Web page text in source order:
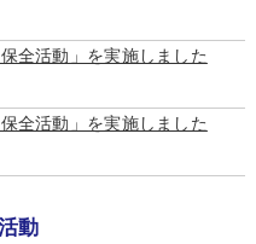
全活動」を実施しました
全活動」を実施しました
動